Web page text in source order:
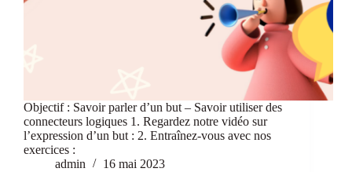
Objectif : Savoir parler d’un but – Savoir utiliser des
connecteurs logiques 1. Regardez notre vidéo sur
l’expression d’un but : 2. Entraînez-vous avec nos
exercices :
admin
16 mai 2023